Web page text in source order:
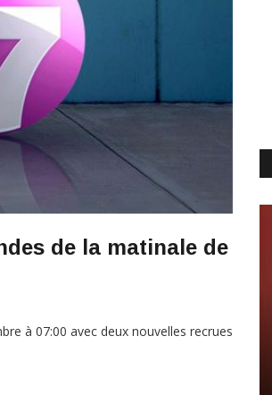
de la matinale de
à 07:00 avec deux nouvelles recrues